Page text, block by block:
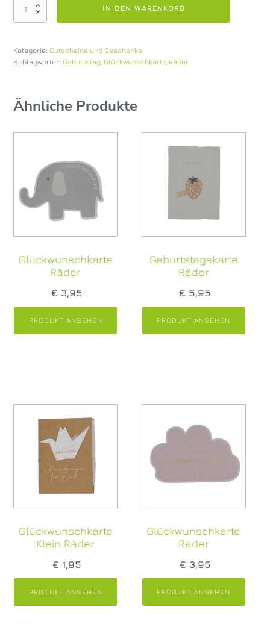
Geburtstagskarte
IN DEN WARENKORB
Kategorie: Gutscheine und Geschenke
Schlagwörter: Geburtstag, Glückwunschkarte, Räder
Ähnliche Produkte
Glückwunschkarte
Räder
€ 3,95
PRODUKT ANSEHEN
Geburtstagskarte
Räder
€ 5,95
PRODUKT ANSEHEN
Glückwunschkarte
Klein Räder
€ 1,95
PRODUKT ANSEHEN
Glückwunschkarte
Räder
€ 3,95
PRODUKT ANSEHEN